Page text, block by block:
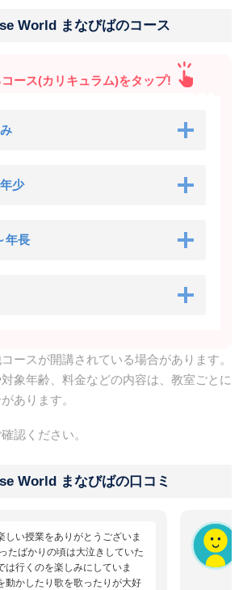
World まなびばのコース
ース(カリキュラム)をタップ!
少
年長
ースが開講されている場合があります。
象年齢、料金などの内容は、教室ごとに
あります。
認ください。
World まなびばの口コミ
しい授業をありがとうございま
たばかりの頃は大泣きしていた
は行くのを楽しみにしていま
動かしたり歌を歌ったりが大好